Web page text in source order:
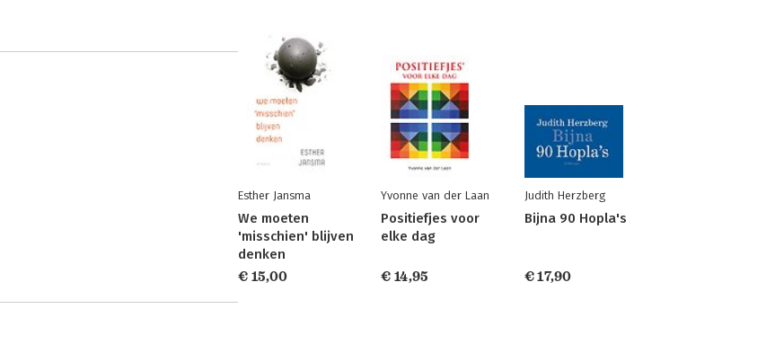
Esther Jansma
We moeten
'misschien' blijven
denken
€ 15,00
Yvonne van der Laan
Positiefjes voor
elke dag
€ 14,95
Judith Herzberg
Bijna 90 Hopla's
€ 17,90